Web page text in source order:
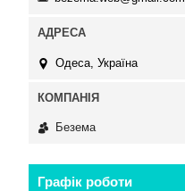
Одеса, Україна
Безема
Графік роботи